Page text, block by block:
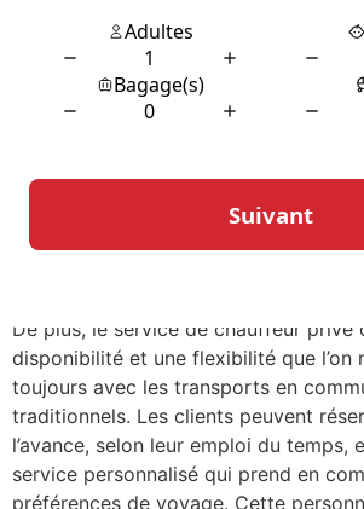
Opter pour un chauffeur privé à
présente de nombreux avantages.
permet de voyager sans stress, en
préoccupations liées au stationnement
nécessaires pour un trajet agréable.
particulièrement apprécié lors des
De plus, le service de chauffeur privé
disponibilité et une flexibilité que l’on
toujours avec les transports en
traditionnels. Les clients peuvent
l’avance, selon leur emploi du temps,
service personnalisé qui prend en
préférences de voyage. Cette